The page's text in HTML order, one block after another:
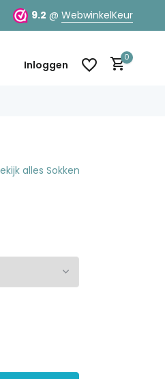
9.2 @ WebwinkelKeur
Inloggen
0
alles Sokken